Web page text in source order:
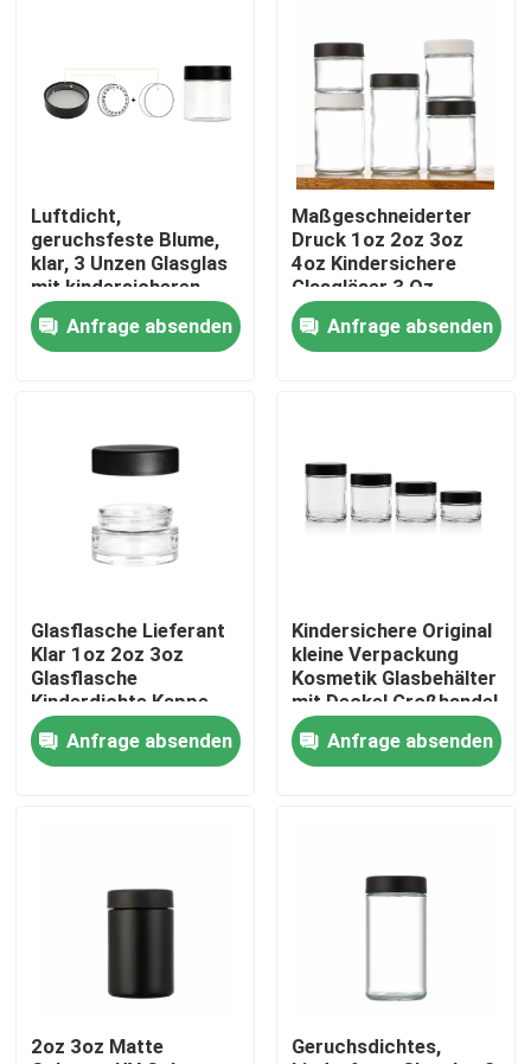
Produkte
Videos
Fabrik-Ausflug
Qualitätskontrolle
Nachrichten
Glaskonzentrat-Gläser
Luftdicht,
geruchsfeste Blume,
klar, 3 Unzen Glasglas
mit kindersicheren
Deckel, weißer, flacher
Deckel, glattes,
benutzerdefiniertes
Anfrage absenden
Maßgeschneiderter
Druck 1oz 2oz 3oz
4oz Kindersichere
Glasgläser 3 Oz
Glasgläser
Geradseitiges Glas
Kinderdichte Kappe Cr
Anfrage absenden
Glasflasche Lieferant
Klar 1oz 2oz 3oz
Glasflasche
Kinderdichte Kappe
Lufttett Geruchsfeste
Behälter
Anfrage absenden
Kindersichere Original
kleine Verpackung
Kosmetik Glasbehälter
mit Deckel Großhandel
Anfrage absenden
2oz 3oz Matte
Geruchsdichtes,